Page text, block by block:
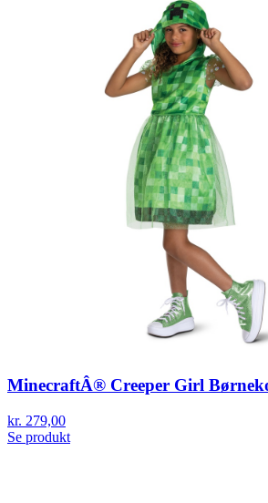
MinecraftÂ® Creeper Girl
kr. 279,00
Se produkt